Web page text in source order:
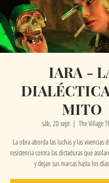
IARA -
MITO
sáb, 20 sept
  |
The Village
La obra aborda las luchas y las vivencias
resistencia contra las dictaduras que
y dejan sus marcas hasta los